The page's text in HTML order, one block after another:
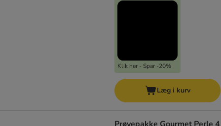
Klik her - Spar -20%
Læg i kurv